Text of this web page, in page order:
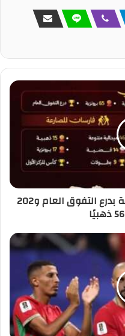
القادسية يختتم موسم المصارعة بدرع التفوق العام و202